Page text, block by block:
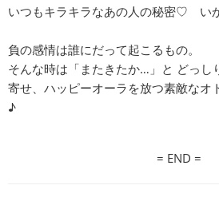
いつもキラキラなあの人の秘密♡ い
負の感情は誰にだって起こるもの。
そんな時は「またきたか…」と どっし
寄せ、ハッピーオーラを放つ素敵なオ
♪
= END =